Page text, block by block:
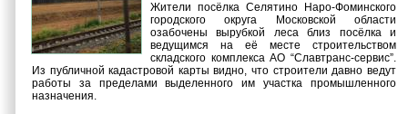
Жители посёлка Селятино Наро-Фоминского
городского округа Московской области
озабочены вырубкой леса близ посёлка и
ведущимся на её месте строительством
складского комплекса АО “Славтранс-сервис”.
Из публичной кадастровой карты видно, что строители давно ведут
работы за пределами выделенного им участка промышленного
назначения.